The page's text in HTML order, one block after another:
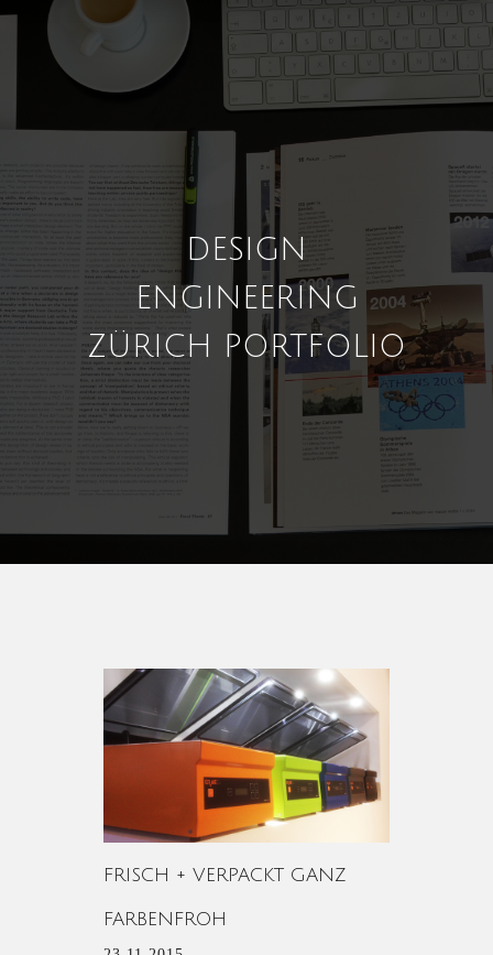
DESIGN
ENGINEERING
ZÜRICH PORTFOLIO
FRISCH + VERPACKT GANZ
FARBENFROH